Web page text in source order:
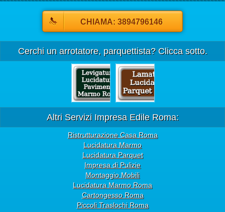
CHIAMA: 3894796146
Cerchi un arrotatore, parquettista? Clicca sotto.
Altri Servizi Impresa Edile Roma:
Ristrutturazione Casa Roma
Lucidatura Marmo
Lucidatura Parquet
Impresa di Pulizie
Montaggio Mobili
Lucidatura Marmo Roma
Cartongesso Roma
Piccoli Traslochi Roma